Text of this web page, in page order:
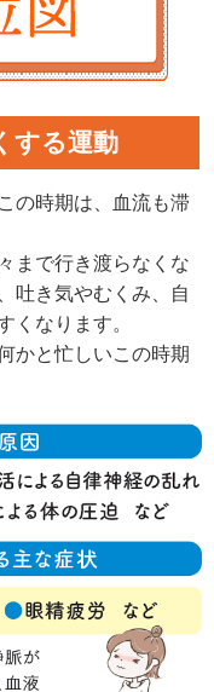
する運動
の時期は、血流も滞
まで行き渡らなくな
吐き気やむくみ、自
くなります。
かと忙しいこの時期